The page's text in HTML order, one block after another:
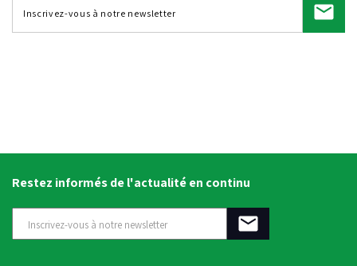
Restez informés de l'actualité en continu